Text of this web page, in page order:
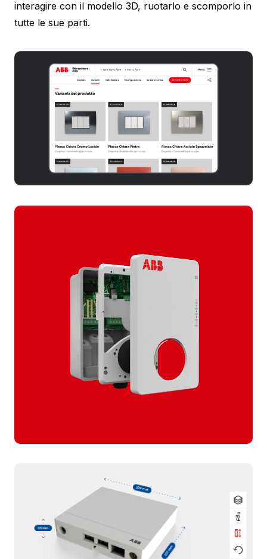
interagire con il modello 3D, ruotarlo e scomporlo in
tutte le sue parti.